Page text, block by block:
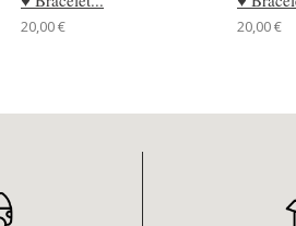
20,00 € 20,00 €